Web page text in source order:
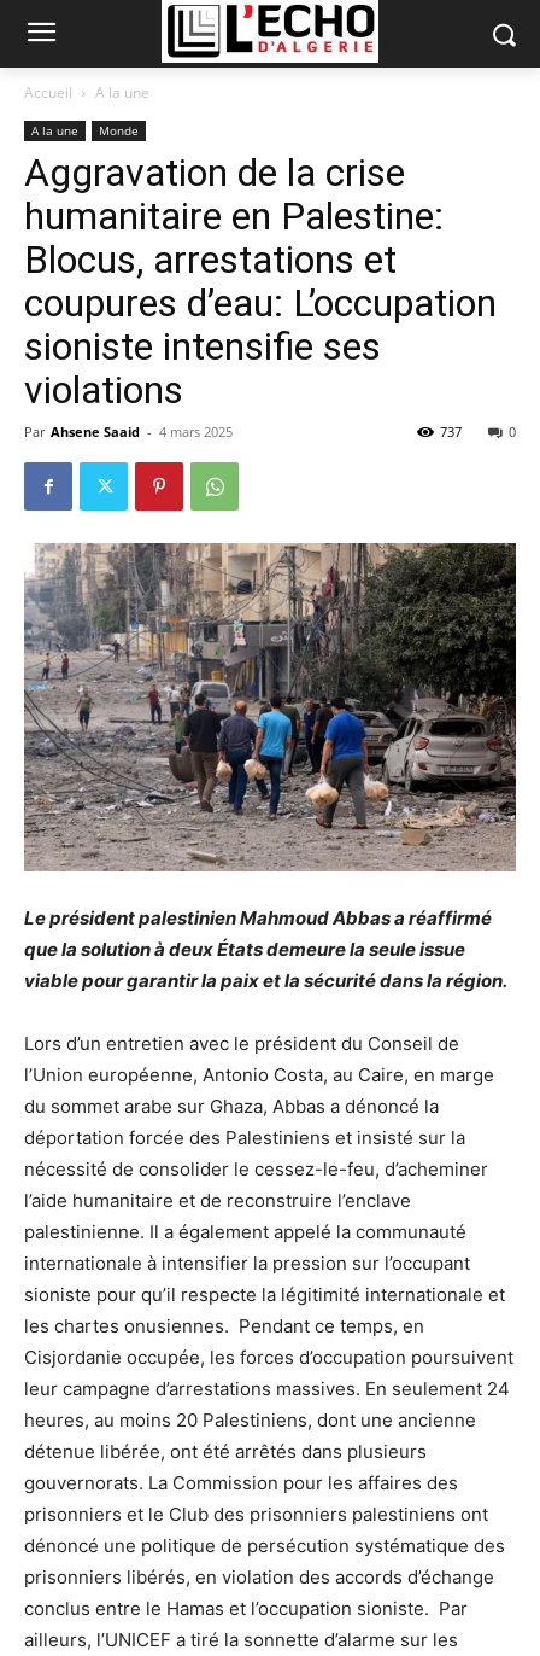
Accueil A la une
A la une Monde
Aggravation de la crise
humanitaire en Palestine:
Blocus, arrestations et
coupures d’eau: L’occupation
sioniste intensifie ses
violations
Par Ahsene Saaid - 4 mars 2025 0
737
Le président palestinien Mahmoud Abbas a réaffirmé
que la solution à deux États demeure la seule issue
viable pour garantir la paix et la sécurité dans la région.
Lors d’un entretien avec le président du Conseil de
l’Union européenne, Antonio Costa, au Caire, en marge
du sommet arabe sur Ghaza, Abbas a dénoncé la
déportation forcée des Palestiniens et insisté sur la
nécessité de consolider le cessez-le-feu, d’acheminer
l’aide humanitaire et de reconstruire l’enclave
palestinienne. Il a également appelé la communauté
internationale à intensifier la pression sur l’occupant
sioniste pour qu’il respecte la légitimité internationale et
les chartes onusiennes. Pendant ce temps, en
Cisjordanie occupée, les forces d’occupation poursuivent
leur campagne d’arrestations massives. En seulement 24
heures, au moins 20 Palestiniens, dont une ancienne
détenue libérée, ont été arrêtés dans plusieurs
gouvernorats. La Commission pour les affaires des
prisonniers et le Club des prisonniers palestiniens ont
dénoncé une politique de persécution systématique des
prisonniers libérés, en violation des accords d’échange
conclus entre le Hamas et l’occupation sioniste. Par
ailleurs, l’UNICEF a tiré la sonnette d’alarme sur les